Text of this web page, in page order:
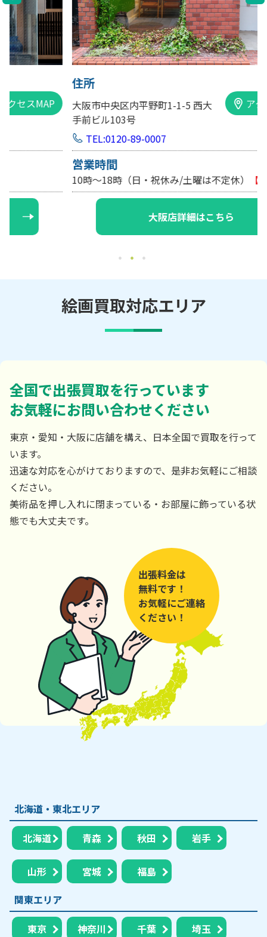
大阪市中央区内平野町1-1-5 西大
手前ビル103号
アクセスMAP
TEL:0120-89-0007
10時～18時（日・祝休み/土曜は不定休）【要予約】
大阪店詳細はこちら
絵画買取対応エリア
全国で出張買取を行っています
お気軽にお問い合わせください
東京・愛知・大阪に店舗を構え、日本全国で買取を行って
います。
迅速な対応を心がけておりますので、是非お気軽にご相談
ください。
美術品を押し入れに閉まっている・お部屋に飾っている状
態でも大丈夫です。
出張料金は
無料です！
お気軽にご連絡
ください！
北海道・東北エリア
北海道 青森 秋田 岩手
山形 宮城
福島
関東エリア
東京 神奈川 千葉 埼玉